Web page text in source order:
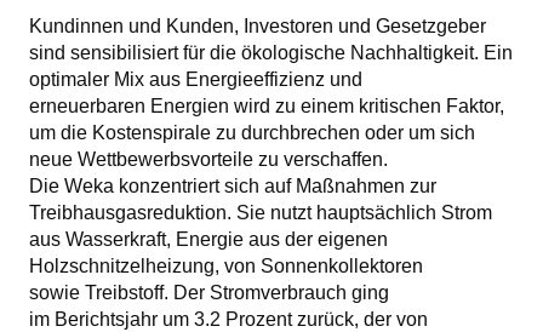
Kundinnen und Kunden, Investoren und Gesetzgeber
sind sensibilisiert für die ökologische Nachhaltigkeit. Ein
optimaler Mix aus Energieeffizienz und
erneuerbaren Energien wird zu einem kritischen Faktor,
um die Kostenspirale zu durchbrechen oder um sich
neue Wettbewerbsvorteile zu verschaffen.
Die Weka konzentriert sich auf Maßnahmen zur
Treibhausgasreduktion. Sie nutzt hauptsächlich Strom
aus Wasserkraft, Energie aus der eigenen
Holzschnitzelheizung, von Sonnenkollektoren
sowie Treibstoff. Der Stromverbrauch ging
im Berichtsjahr um 3.2 Prozent zurück, der von